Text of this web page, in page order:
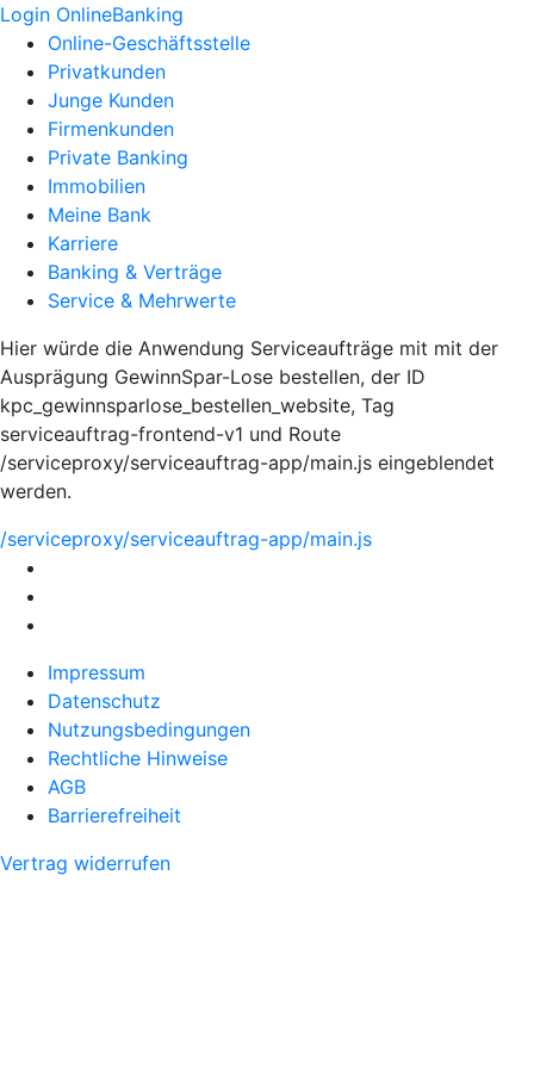
Login OnlineBanking
Online-Geschäftsstelle
Privatkunden
Junge Kunden
Firmenkunden
Private Banking
Immobilien
Meine Bank
Karriere
Banking & Verträge
Service & Mehrwerte
Hier würde die Anwendung Serviceaufträge mit mit der
Ausprägung GewinnSpar-Lose bestellen, der ID
kpc_gewinnsparlose_bestellen_website, Tag
serviceauftrag-frontend-v1 und Route
/serviceproxy/serviceauftrag-app/main.js eingeblendet
werden.
/serviceproxy/serviceauftrag-app/main.js
Impressum
Datenschutz
Nutzungsbedingungen
Rechtliche Hinweise
AGB
Barrierefreiheit
Vertrag widerrufen